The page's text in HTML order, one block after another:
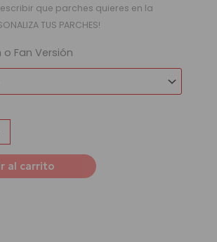
que parches quieres en la
TUS PARCHES!
o Fan Versión
al carrito